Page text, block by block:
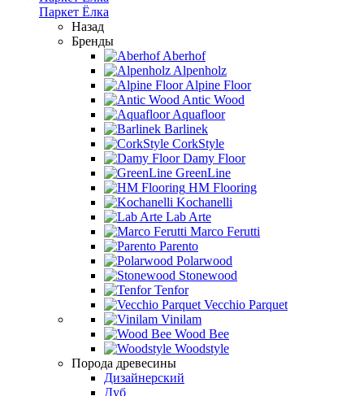
Паркет Ёлка
Назад
Бренды
Aberhof
Alpenholz
Alpine Floor
Antic Wood
Aquafloor
Barlinek
CorkStyle
Damy Floor
GreenLine
HM Flooring
Kochanelli
Lab Arte
Marco Ferutti
Parento
Polarwood
Stonewood
Tenfor
Vecchio Parquet
Vinilam
Wood Bee
Woodstyle
Порода древесины
Дизайнерский
Дуб